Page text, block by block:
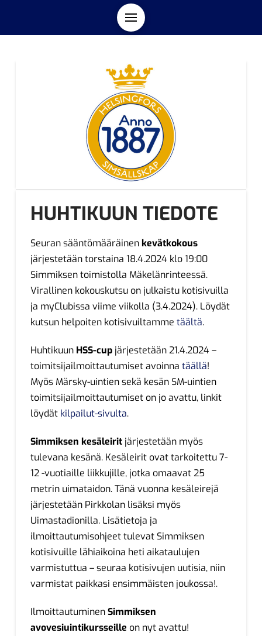
HUHTIKUUN TIEDOTE
Seuran sääntömääräinenkevätkokous
järjestetään torstaina 18.4.2024 klo 19:00
Simmiksen toimistolla Mäkelänrinteessä.
Virallinen kokouskutsu on julkaistu kotisivuilla
ja myClubissa viime viikolla (3.4.2024). Löydät
kutsun helpoiten kotisivuiltamme täältä.
Huhtikuun HSS-cupjärjestetään 21.4.2024 –
toimitsijailmoittautumiset avoinna täällä!
Myös Märsky-uintien sekä kesän SM-uintien
toimitsijailmoittautumiset on jo avattu, linkit
löydät kilpailut-sivulta.
Simmiksen kesäleiritjärjestetään myös
tulevana kesänä. Kesäleirit ovat tarkoitettu 7-
12 -vuotiaille liikkujille, jotka omaavat 25
metrin uimataidon. Tänä vuonna kesäleirejä
järjestetään Pirkkolan lisäksi myös
Uimastadionilla. Lisätietoja ja
ilmoittautumisohjeet tulevat Simmiksen
kotisivuille lähiaikoina heti aikataulujen
varmistuttua – seuraa kotisivujen uutisia, niin
varmistat paikkasi ensimmäisten joukossa!.
IlmoittautuminenSimmiksen
avovesiuintikursseille on nyt avattu!